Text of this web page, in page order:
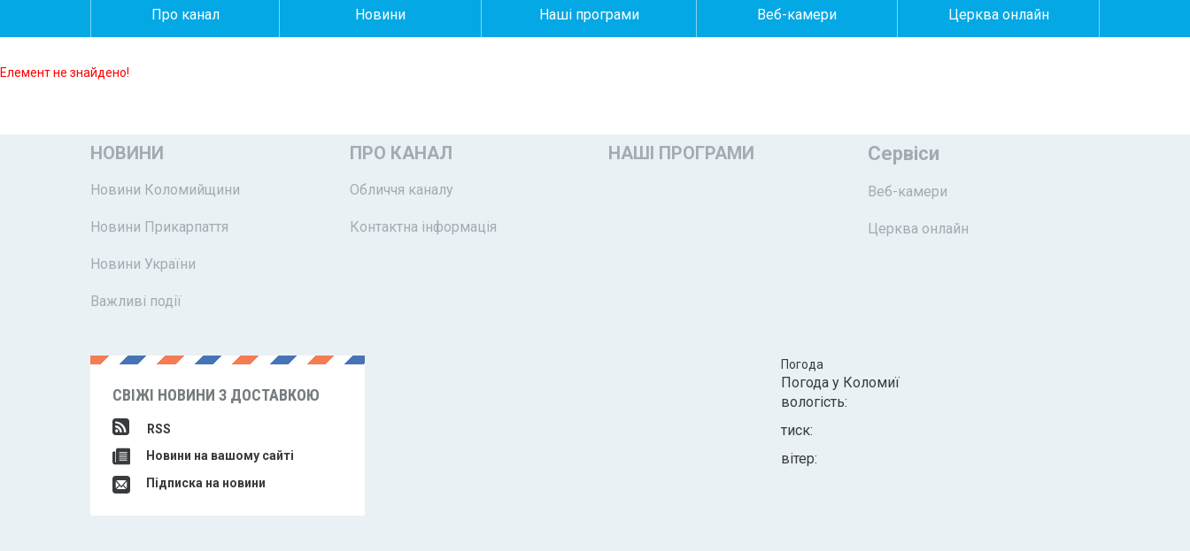
Про канал Новини Наші програми Веб-камери Церква онлайн
Елемент не знайдено!
НОВИНИ
Новини Коломийщини
Новини Прикарпаття
Новини України
Важливі події
ПРО КАНАЛ
Обличчя каналу
Контактна інформація
НАШІ ПРОГРАМИ Сервіси
Веб-камери
Церква онлайн
СВІЖІ НОВИНИ З ДОСТАВКОЮ
RSS
Новини на вашому сайті
Підписка на новини
Погода
Погода у Коломиї
вологість:
тиск:
вітер: